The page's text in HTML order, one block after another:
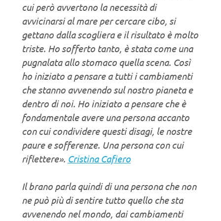
cui però avvertono la necessità di
avvicinarsi al mare per cercare cibo, si
gettano dalla scogliera e il risultato è molto
triste. Ho sofferto tanto, è stata come una
pugnalata allo stomaco quella scena. Così
ho iniziato a pensare a tutti i cambiamenti
che stanno avvenendo sul nostro pianeta e
dentro di noi. Ho iniziato a pensare che è
fondamentale avere una persona accanto
con cui condividere questi disagi, le nostre
paure e sofferenze. Una persona con cui
riflettere». Cristina Cafiero
Il brano parla quindi di una persona che non
ne può più di sentire tutto quello che sta
avvenendo nel mondo, dai cambiamenti